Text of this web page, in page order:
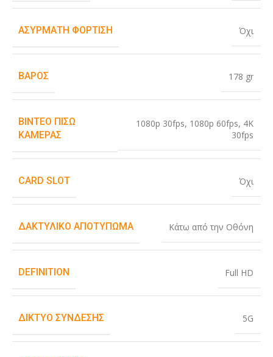
ΑΣΎΡΜΑΤΗ ΦΌΡΤΙΣΗ Όχι
ΒΆΡΟΣ 178 gr
ΒΊΝΤΕΟ ΠΊΣΩ
ΚΆΜΕΡΑΣ
1080p 30fps, 1080p 60fps, 4K
30fps
CARD SLOT Όχι
ΔΑΚΤΥΛΙΚΌ ΑΠΟΤΎΠΩΜΑ Κάτω από την Οθόνη
DEFINITION Full HD
ΔΊΚΤΥΟ ΣΎΝΔΕΣΗΣ 5G